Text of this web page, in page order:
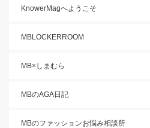
KnowerMagへようこそ
MBLOCKERROOM
MB×しまむら
MBのAGA日記
MBのファッションお悩み相談所